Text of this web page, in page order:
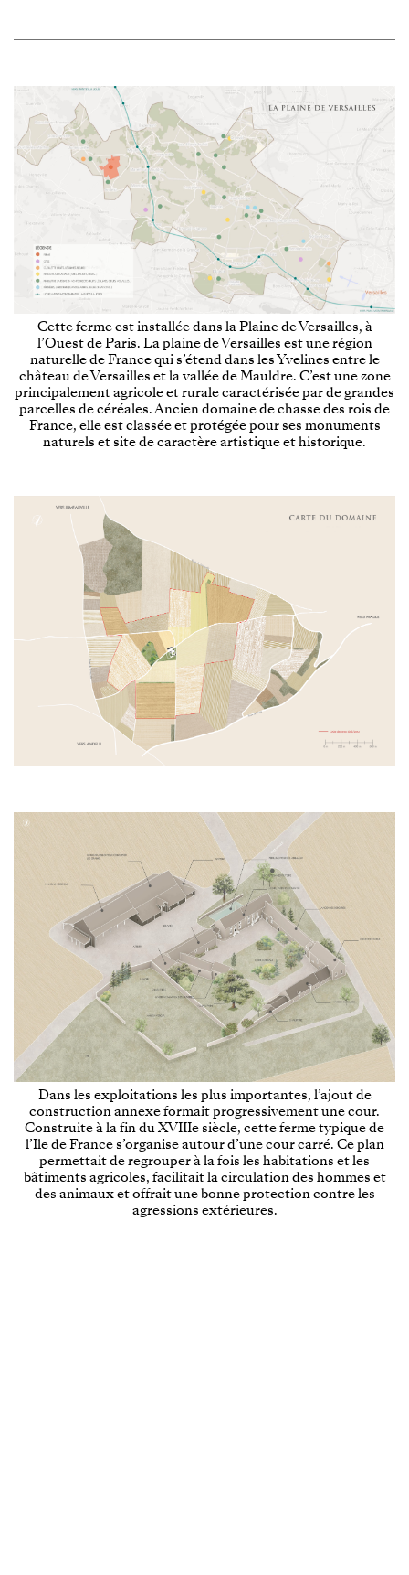
Cette ferme est installée dans la Plaine de Versailles, à
l’Ouest de Paris. La plaine de Versailles est une région
naturelle de France qui s’étend dans les Yvelines entre le
château de Versailles et la vallée de Mauldre. C’est une zone
principalement agricole et rurale caractérisée par de grandes
parcelles de céréales. Ancien domaine de chasse des rois de
France, elle est classée et protégée pour ses monuments
naturels et site de caractère artistique et historique.
Dans les exploitations les plus importantes, l’ajout de
construction annexe formait progressivement une cour.
Construite à la fin du XVIIIe siècle, cette ferme typique de
l’Ile de France s’organise autour d’une cour carré. Ce plan
permettait de regrouper à la fois les habitations et les
bâtiments agricoles, facilitait la circulation des hommes et
des animaux et offrait une bonne protection contre les
agressions extérieures.